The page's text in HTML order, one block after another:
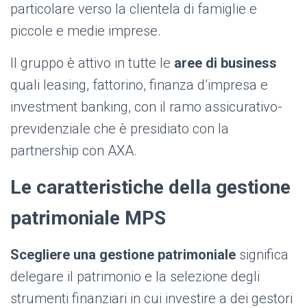
particolare verso la clientela di famiglie e
piccole e medie imprese.
Il gruppo è attivo in tutte le aree di business
quali leasing, fattorino, finanza d’impresa e
investment banking, con il ramo assicurativo-
previdenziale che è presidiato con la
partnership con AXA.
Le caratteristiche della gestione
patrimoniale MPS
Scegliere una gestione patrimoniale significa
delegare il patrimonio e la selezione degli
strumenti finanziari in cui investire a dei gestori